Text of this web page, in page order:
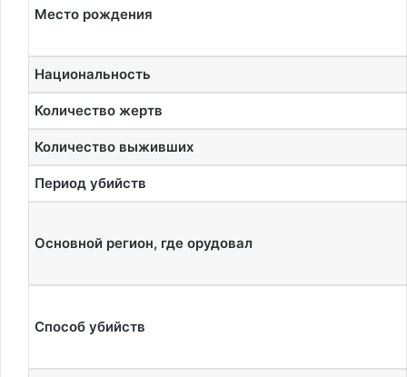
Место рождения
Национальность
Количество жертв
Количество выживших
Период убийств
Основной регион, где орудовал
Способ убийств